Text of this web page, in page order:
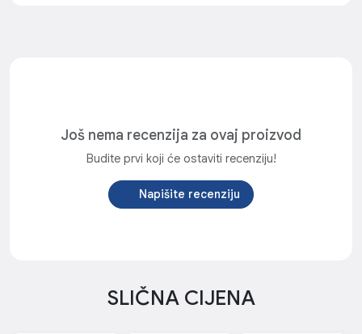
Još nema recenzija za ovaj proizvod
Budite prvi koji će ostaviti recenziju!
Napišite recenziju
SLIČNA CIJENA